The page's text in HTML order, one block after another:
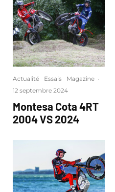
Actualité Essais Magazine ·
12 septembre 2024
Montesa Cota 4RT
2004 VS 2024